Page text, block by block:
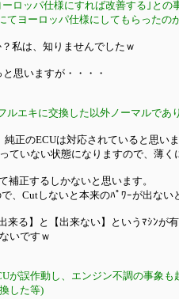
ロッパ仕様にすれば改善する｣との
てヨーロッパ仕様にしてもらったの
私は、知りませんでしたｗ
思いますが・・・・
ルエキに交換した以外ノーマルであ
正のECUは対応されていると思い
ていない状態になりますので、薄く
補正するしかないと思います。
、Cutしないと本来のﾊﾟﾜｰが出ない
来る】と【出来ない】というﾏｼﾝが
いですｗ
が誤作動し、エンジン不調の事象も
した等)